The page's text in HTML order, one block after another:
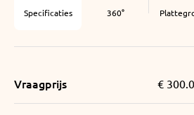
Specificaties 360°
Vraagprijs €